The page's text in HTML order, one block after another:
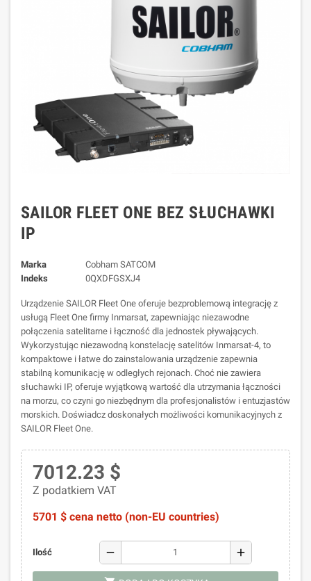
SAILOR FLEET ONE BEZ SŁUCHAWKI
IP
Marka
Cobham SATCOM
Indeks
0QXDFGSXJ4
Urządzenie SAILOR Fleet One oferuje bezproblemową integrację z
usługą Fleet One firmy Inmarsat, zapewniając niezawodne
połączenia satelitarne i łączność dla jednostek pływających.
Wykorzystując niezawodną konstelację satelitów Inmarsat-4, to
kompaktowe i łatwe do zainstalowania urządzenie zapewnia
stabilną komunikację w odległych rejonach. Choć nie zawiera
słuchawki IP, oferuje wyjątkową wartość dla utrzymania łączności
na morzu, co czyni go niezbędnym dla profesjonalistów i entuzjastów
morskich. Doświadcz doskonałych możliwości komunikacyjnych z
SAILOR Fleet One.
7012.23 $
Z podatkiem VAT
5701 $ cena netto (non-EU countries)
Ilość remove add